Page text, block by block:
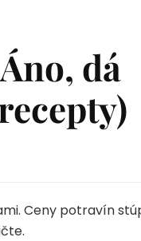
dá
Ceny potravín